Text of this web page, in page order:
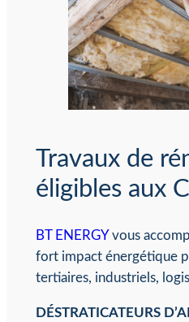
Travaux de
éligibles aux
BT ENERGY vous
fort impact énergétique
tertiaires, industriels,
DÉSTRATICATEURS